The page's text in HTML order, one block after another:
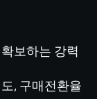
보하는 강력
, 구매전환율